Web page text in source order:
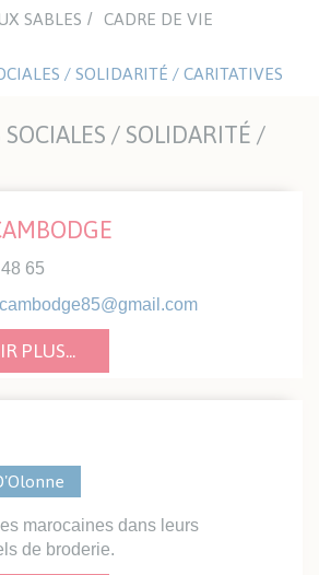
SABLES
CADRE DE VIE
/ SOLIDARITÉ / CARITATIVES
/ SOLIDARITÉ /
65
PLUS...
marocaines dans leurs
de broderie.